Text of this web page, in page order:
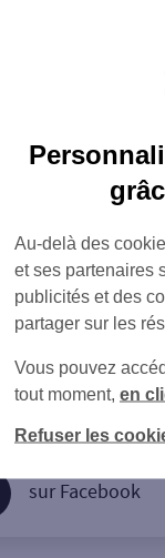
sur Facebook
Au-delà des
et ses partenaires
publicités et des
partager sur les
Vous pouvez
tout moment, en
Refuser les